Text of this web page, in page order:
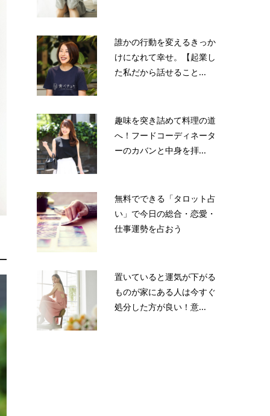
誰かの行動を変えるきっか
けになれて幸せ。【起業し
た私だから話せること...
趣味を突き詰めて料理の道
へ！フードコーディネータ
ーのカバンと中身を拝...
無料でできる「タロット占
い」で今日の総合・恋愛・
仕事運勢を占おう
置いていると運気が下がる
ものが家にある人は今すぐ
処分した方が良い！意...